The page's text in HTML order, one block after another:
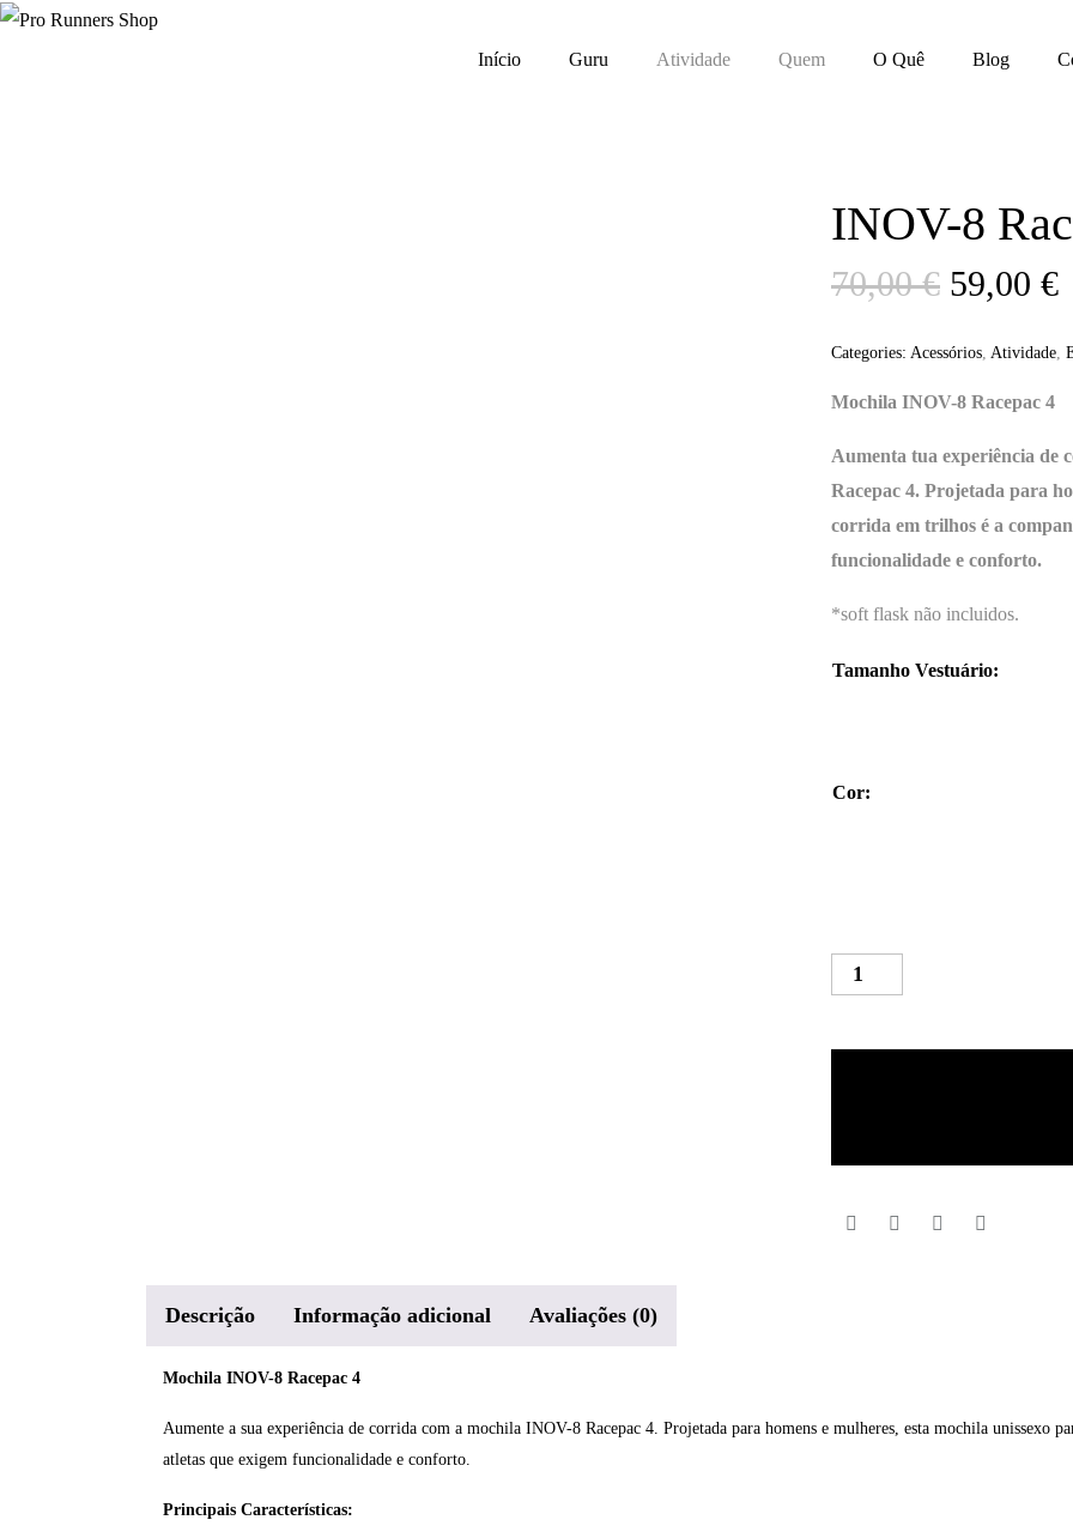
Início Guru Atividade Quem O Quê Blog
INOV-8
70,00€ O
preço
original
era:
70,00 €.
59,00 €O
Categories: Acessórios Atividade
Mochila INOV-8 Racepac 4
Aumenta tua experiência de
Racepac 4. Projetada para
corrida em trilhos é a
funcionalidade e conforto.
*soft flask não incluidos.
Tamanho Vestuário:
Cor:
Quantidade
Descrição Informação adicional Avaliações (0)
Mochila INOV-8 Racepac 4
Aumente a sua experiência de corrida com a mochila INOV-8 Racepac 4. Projetada para homens e mulheres, esta mochila unissexo
atletas que exigem funcionalidade e conforto.
Principais Características: